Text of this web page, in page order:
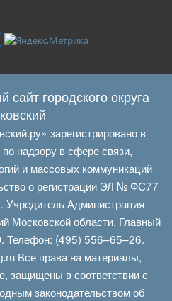
городского округа
зарегистрировано в
надзору в сфере связи,
и массовых коммуникаций
о регистрации ЭЛ № ФС77
Администрация
Московской области. Главный
(495) 556–65–26.
Все права на материалы,
защищены в соответствии с
законодательством об